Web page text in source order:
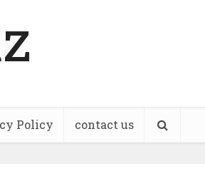
Policy contact us